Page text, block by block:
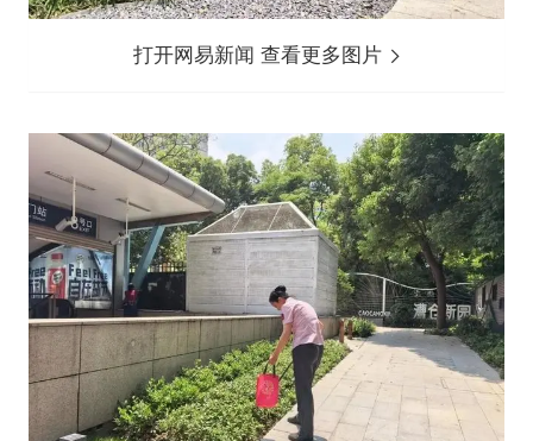
打开网易新闻 查看更多图片